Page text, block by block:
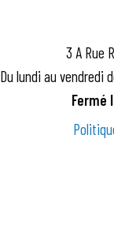
3 A Rue
Du lundi au vendredi
Fermé